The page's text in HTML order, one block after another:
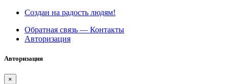
Создан на радость людям!
Обратная связь — Контакты
Авторизация
Авторизация
×